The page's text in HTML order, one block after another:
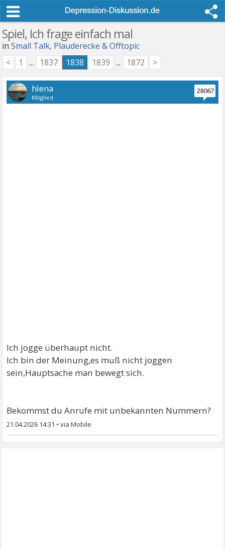
Spiel, Ich frage einfach mal
inSmall Talk, Plauderecke & Offtopic
<
1 ... 1837 1838 1839 ... 1872 >
hlena
Mitglied
28067
Ich jogge überhaupt nicht.
Ich bin der Meinung,es muß nicht joggen
sein,Hauptsache man bewegt sich.
Bekommst du Anrufe mit unbekannten Nummern?
21.04.2026 14:31 •